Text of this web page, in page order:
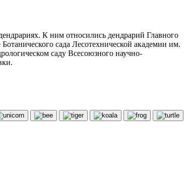
К ним относились дендрарий Главного
сада Лесотехнической академии им.
саду Всесоюзного научно-